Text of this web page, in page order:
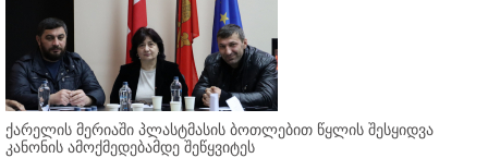
ქარელის მერიაში პლასტმასის ბოთლებით წყლის შესყიდვა
კანონის ამოქმედებამდე შეწყვიტეს